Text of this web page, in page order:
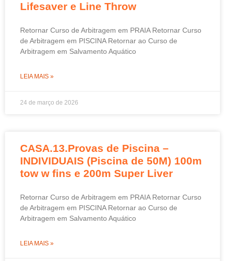
Lifesaver e Line Throw
Retornar Curso de Arbitragem em PRAIA Retornar Curso
de Arbitragem em PISCINA Retornar ao Curso de
Arbitragem em Salvamento Aquático
LEIA MAIS »
24 de março de 2026
CASA.13.Provas de Piscina –
INDIVIDUAIS (Piscina de 50M) 100m
tow w fins e 200m Super Liver
Retornar Curso de Arbitragem em PRAIA Retornar Curso
de Arbitragem em PISCINA Retornar ao Curso de
Arbitragem em Salvamento Aquático
LEIA MAIS »